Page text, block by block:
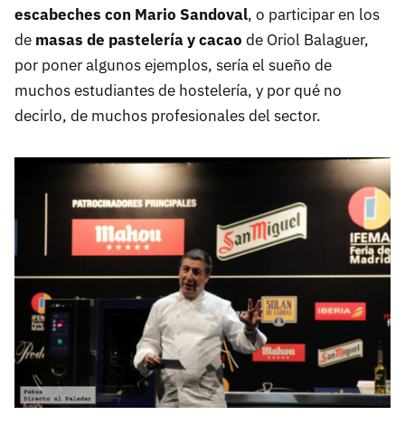
escabeches con Mario Sandoval, o participar en los
de masas de pastelería y cacao de Oriol Balaguer,
por poner algunos ejemplos, sería el sueño de
muchos estudiantes de hostelería, y por qué no
decirlo, de muchos profesionales del sector.